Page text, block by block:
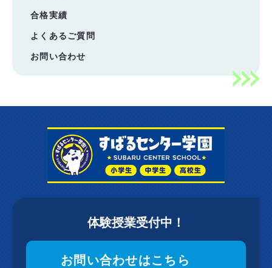
合格実績
よくあるご質問
お問い合わせ
体験授業受付中！
お問い合わせはこちら